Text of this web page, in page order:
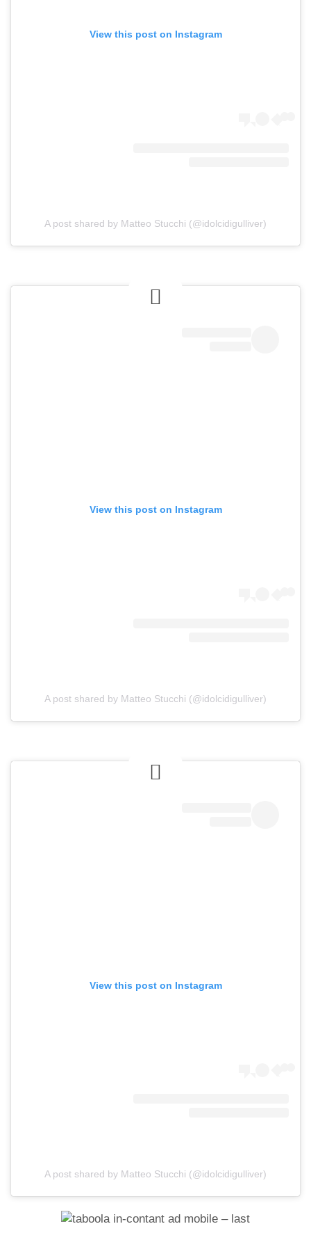
View this post on Instagram
A post shared by Matteo Stucchi (@idolcidigulliver)
View this post on Instagram
A post shared by Matteo Stucchi (@idolcidigulliver)
View this post on Instagram
A post shared by Matteo Stucchi (@idolcidigulliver)